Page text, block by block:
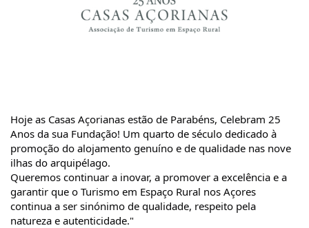
Hoje as Casas Açorianas estão de Parabéns, Celebram 25
Anos da sua Fundação! Um quarto de século dedicado à
promoção do alojamento genuíno e de qualidade nas nove
ilhas do arquipélago.
Queremos continuar a inovar, a promover a excelência e a
garantir que o Turismo em Espaço Rural nos Açores
continua a ser sinónimo de qualidade, respeito pela
natureza e autenticidade."